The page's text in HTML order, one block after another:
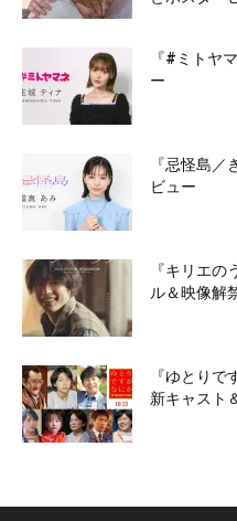
『#ミトヤ
ー
『忌怪島
ビュー
『キリエ
ル＆映像解
『ゆとりで
新キャスト